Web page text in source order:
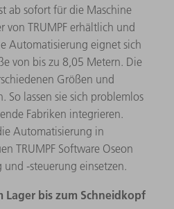
ab sofort für die Maschine
von TRUMPF erhältlich und
Automatisierung eignet sich
von bis zu 8,05 Metern. Die
Größen und
So lassen sie sich problemlos
Fabriken integrieren.
Automatisierung in
TRUMPF Software Oseon
-steuerung einsetzen.
bis zum Schneidkopf